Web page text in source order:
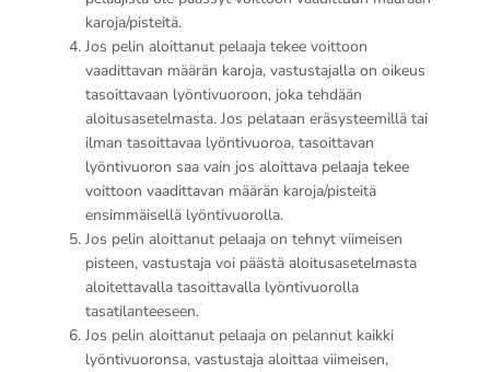
karoja/pisteitä.
Jos pelin aloittanut pelaaja tekee voittoon
vaadittavan määrän karoja, vastustajalla on oikeus
tasoittavaan lyöntivuoroon, joka tehdään
aloitusasetelmasta. Jos pelataan eräsysteemillä tai
ilman tasoittavaa lyöntivuoroa, tasoittavan
lyöntivuoron saa vain jos aloittava pelaaja tekee
voittoon vaadittavan määrän karoja/pisteitä
ensimmäisellä lyöntivuorolla.
Jos pelin aloittanut pelaaja on tehnyt viimeisen
pisteen, vastustaja voi päästä aloitusasetelmasta
aloitettavalla tasoittavalla lyöntivuorolla
tasatilanteeseen.
Jos pelin aloittanut pelaaja on pelannut kaikki
lyöntivuoronsa, vastustaja aloittaa viimeisen,